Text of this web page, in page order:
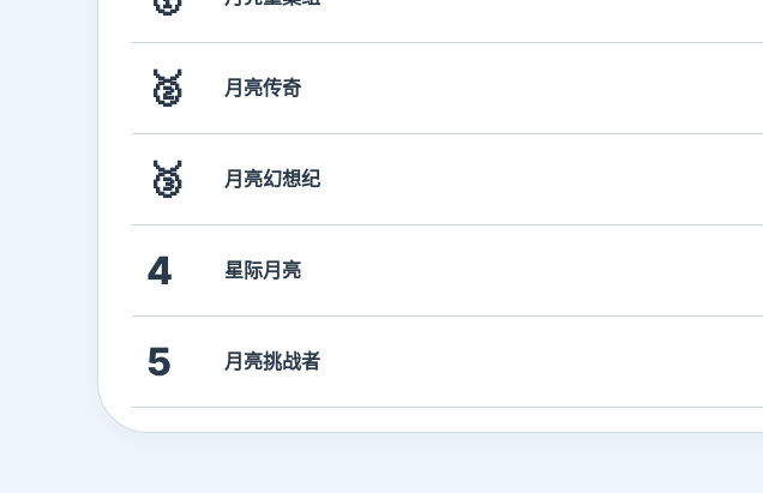
🥈 月亮传奇
🥉 月亮幻想纪
4 星际月亮
5 月亮挑战者